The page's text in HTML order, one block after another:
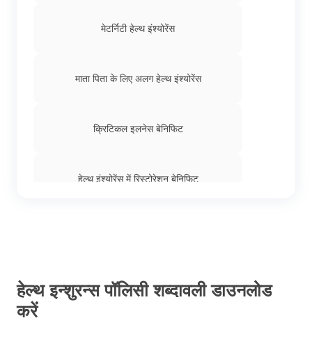
मेटर्निटी हेल्थ इंश्योरेंस
माता पिता के लिए अलग हेल्थ इंश्योरेंस
क्रिटिकल इलनेस बेनिफिट
हेल्थ इंश्योरेंस में रिस्टोरेशन बेनिफिट
हेल्थ इंश्योरेंस में कोपे, कोइंश्योरन्स और डिडक्टिबल
हेल्थ इन्शुरन्स पॉलिसी शब्दावली डाउनलोड
करें